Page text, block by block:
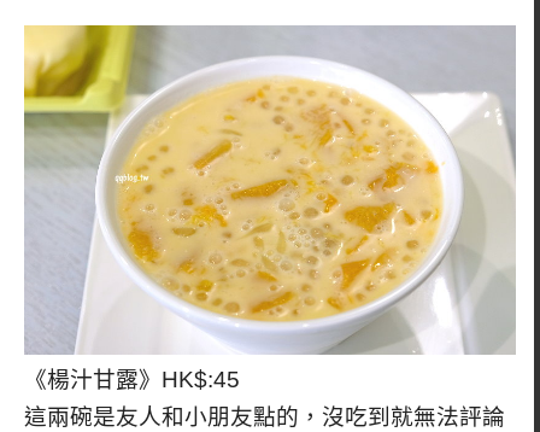
《楊汁甘露》HK$:45
這兩碗是友人和小朋友點的，沒吃到就無法評論